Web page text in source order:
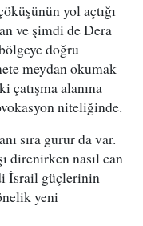
yol açtığı
ve şimdi de Dera
doğru
meydan okumak
çatışma alanına
niteliğinde.
sıra gurur da var.
direnirken nasıl can
İsrail güçlerinin
yeni